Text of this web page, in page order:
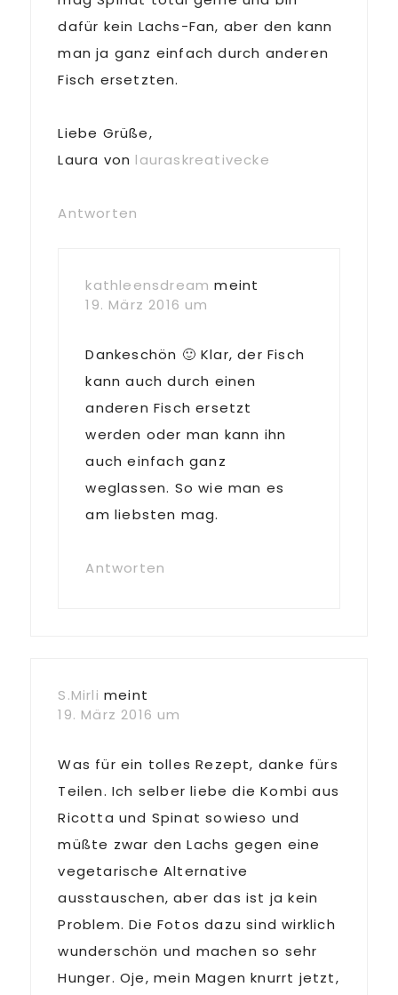
dafür kein Lachs-Fan, aber den kann
man ja ganz einfach durch anderen
Fisch ersetzten.
Liebe Grüße,
Laura von lauraskreativecke
Antworten
kathleensdream meint
19. März 2016 um
Dankeschön 🙂 Klar, der Fisch
kann auch durch einen
anderen Fisch ersetzt
werden oder man kann ihn
auch einfach ganz
weglassen. So wie man es
am liebsten mag.
Antworten
S.Mirli meint
19. März 2016 um
Was für ein tolles Rezept, danke fürs
Teilen. Ich selber liebe die Kombi aus
Ricotta und Spinat sowieso und
müßte zwar den Lachs gegen eine
vegetarische Alternative
ausstauschen, aber das ist ja kein
Problem. Die Fotos dazu sind wirklich
wunderschön und machen so sehr
Hunger. Oje, mein Magen knurrt jetzt,